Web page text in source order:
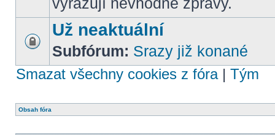
Už neaktuální
Subfórum: Srazy již konané
Smazat všechny cookies z fóra| Tým
Obsah fóra